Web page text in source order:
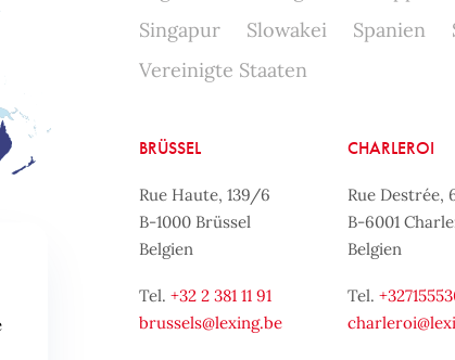
Singapur
Slowakei Spanien
Vereinigte Staaten
BRÜSSEL
Rue Haute, 139/6
B-1000 Brüssel
Belgien
Tel. +32 2 381 11 91
brussels@lexing.be
CHARLEROI
Rue Destrée,
B-6001
Belgien
Tel.